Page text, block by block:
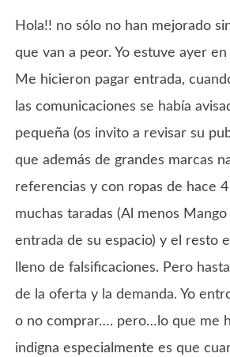
Hola!! no sólo no han mejorado
que van a peor. Yo estuve ayer en
Me hicieron pagar entrada,
las comunicaciones se había
pequeña (os invito a revisar su
que además de grandes marcas
referencias y con ropas de hace
muchas taradas (Al menos Mango
entrada de su espacio) y el resto
lleno de falsificaciones. Pero
de la oferta y la demanda. Yo
o no comprar…. pero…lo que me
indigna especialmente es que